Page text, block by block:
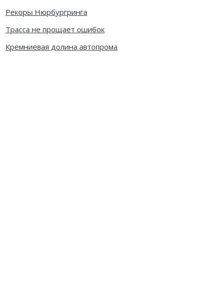
Рекоры Нюрбургринга
Трасса не прощает ошибок
Кремниевая долина автопрома